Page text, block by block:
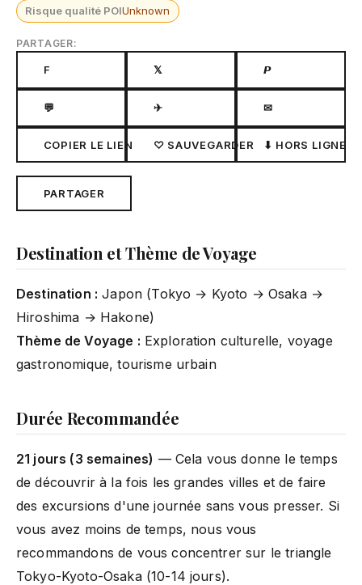
Risque qualité POIUnknown
PARTAGER:
F 𝕏 𝙋
💬 ✈ ✉
COPIER LE LIEN ♡ SAUVEGARDER ⬇ HORS LIGNE
PARTAGER
Destination et Thème de Voyage
Destination : Japon (Tokyo → Kyoto → Osaka →
Hiroshima → Hakone)
Thème de Voyage : Exploration culturelle, voyage
gastronomique, tourisme urbain
Durée Recommandée
21 jours (3 semaines) — Cela vous donne le temps
de découvrir à la fois les grandes villes et de faire
des excursions d'une journée sans vous presser. Si
vous avez moins de temps, nous vous
recommandons de vous concentrer sur le triangle
Tokyo-Kyoto-Osaka (10-14 jours).